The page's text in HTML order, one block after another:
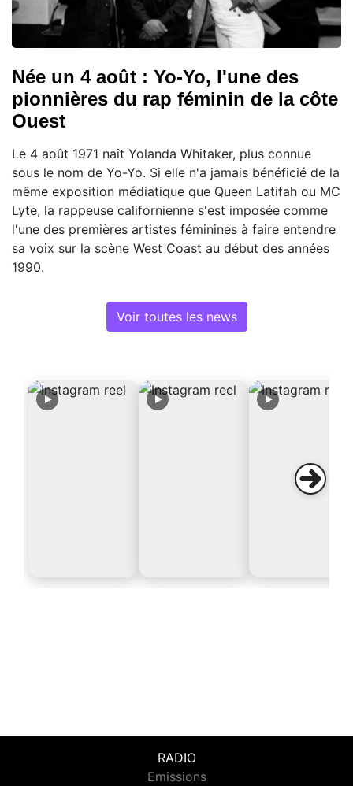
Née un 4 août : Yo-Yo, l'une des
pionnières du rap féminin de la côte
Ouest
Le 4 août 1971 naît Yolanda Whitaker, plus connue
sous le nom de Yo-Yo. Si elle n'a jamais bénéficié de la
même exposition médiatique que Queen Latifah ou MC
Lyte, la rappeuse californienne s'est imposée comme
l'une des premières artistes féminines à faire entendre
sa voix sur la scène West Coast au début des années
1990.
Voir toutes les news
RADIO
Emissions